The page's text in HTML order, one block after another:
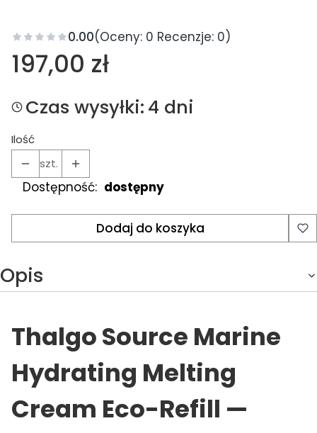
0.00(Oceny: 0 Recenzje: 0)
Cena
197,00 zł
Czas wysyłki:4 dni
Ilość
szt.
Dostępność: dostępny
Dodaj do koszyka
Opis
Thalgo Source Marine
Hydrating Melting
Cream Eco-Refill —